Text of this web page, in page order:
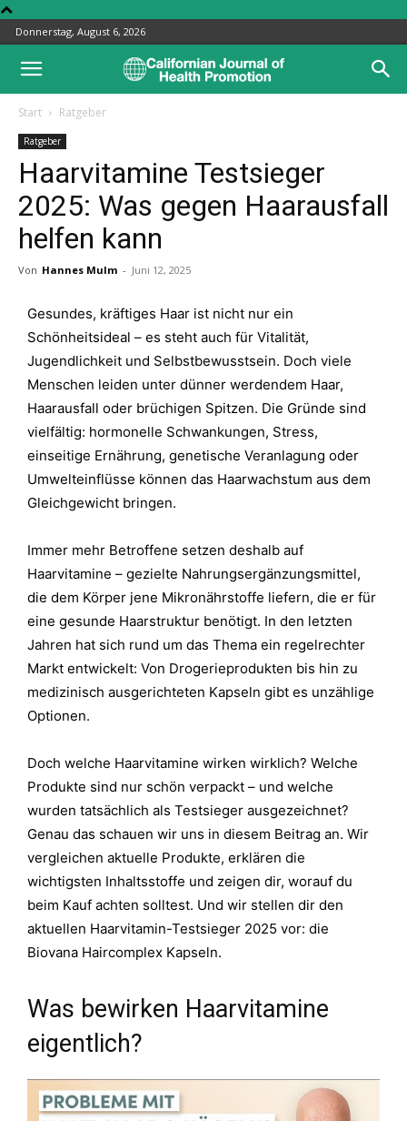
Donnerstag, August 6, 2026
Start Ratgeber
Ratgeber
Haarvitamine Testsieger
2025: Was gegen Haarausfall
helfen kann
Von Hannes Mulm - Juni 12, 2025
Gesundes, kräftiges Haar ist nicht nur ein
Schönheitsideal – es steht auch für Vitalität,
Jugendlichkeit und Selbstbewusstsein. Doch viele
Menschen leiden unter dünner werdendem Haar,
Haarausfall oder brüchigen Spitzen. Die Gründe sind
vielfältig: hormonelle Schwankungen, Stress,
einseitige Ernährung, genetische Veranlagung oder
Umwelteinflüsse können das Haarwachstum aus dem
Gleichgewicht bringen.
Immer mehr Betroffene setzen deshalb auf
Haarvitamine – gezielte Nahrungsergänzungsmittel,
die dem Körper jene Mikronährstoffe liefern, die er für
eine gesunde Haarstruktur benötigt. In den letzten
Jahren hat sich rund um das Thema ein regelrechter
Markt entwickelt: Von Drogerieprodukten bis hin zu
medizinisch ausgerichteten Kapseln gibt es unzählige
Optionen.
Doch welche Haarvitamine wirken wirklich? Welche
Produkte sind nur schön verpackt – und welche
wurden tatsächlich als Testsieger ausgezeichnet?
Genau das schauen wir uns in diesem Beitrag an. Wir
vergleichen aktuelle Produkte, erklären die
wichtigsten Inhaltsstoffe und zeigen dir, worauf du
beim Kauf achten solltest. Und wir stellen dir den
aktuellen Haarvitamin-Testsieger 2025 vor: die
Biovana Haircomplex Kapseln.
Was bewirken Haarvitamine
eigentlich?